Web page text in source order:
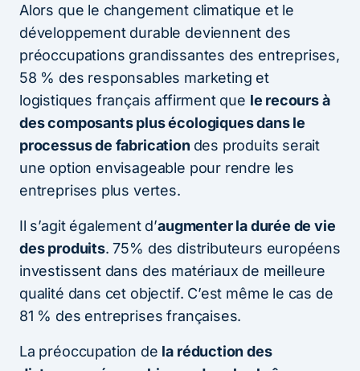
Alors que le changement climatique et le
développement durable deviennent des
préoccupations grandissantes des entreprises,
58 % des responsables marketing et
logistiques français affirment que le recours à
des composants plus écologiques dans le
processus de fabrication des produits serait
une option envisageable pour rendre les
entreprises plus vertes.
Il s’agit également d’augmenter la durée de vie
des produits. 75% des distributeurs européens
investissent dans des matériaux de meilleure
qualité dans cet objectif. C’est même le cas de
81 % des entreprises françaises.
La préoccupation de la réduction des